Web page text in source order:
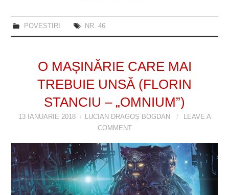
POVESTIRI NR. 46
O MAȘINĂRIE CARE MAI
TREBUIE UNSĂ (FLORIN
STANCIU – „OMNIUM”)
13 IANUARIE 2018 LUCIAN DRAGOȘ BOGDAN
LEAVE A
COMMENT